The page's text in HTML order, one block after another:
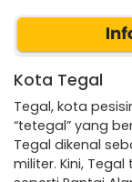
Kota Tegal
Tegal, kota
“tetegal” yang
Tegal dikenal
militer. Kini,